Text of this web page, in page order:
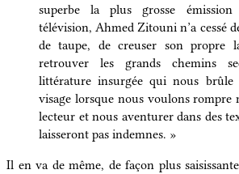
superbe la plus grosse
télévision, Ahmed Zitouni n’a cessé
de taupe, de creuser son propre
retrouver les grands chemins
littérature insurgée qui nous
visage lorsque nous voulons rompre
lecteur et nous aventurer dans des
laisseront pas indemnes. »
Il en va de même, de façon plus